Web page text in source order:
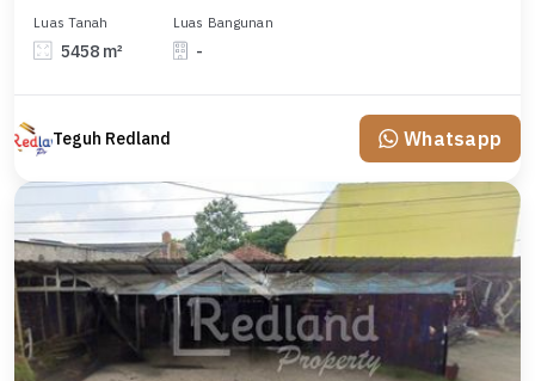
Luas Tanah
5458 m²
Luas Bangunan
-
Teguh Redland Whatsapp